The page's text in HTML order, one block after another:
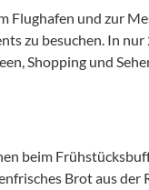
Flughafen und zur
zu besuchen. In
Shopping und
beim
Brot aus der